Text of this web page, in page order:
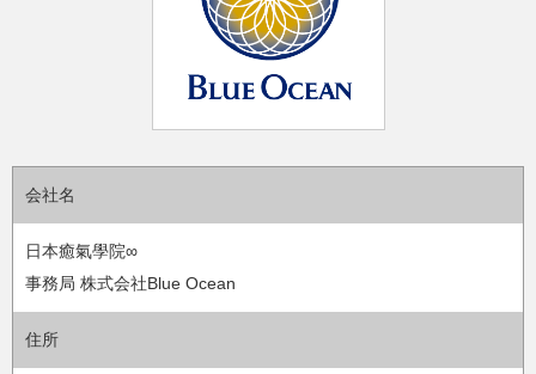
会社名
日本癒氣學院∞
事務局 株式会社Blue Ocean
住所